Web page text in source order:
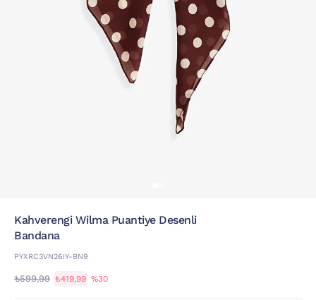
Kahverengi Wilma Puantiye Desenli
Bandana
PYXRC3VN26IY-BN9
₺599,99 ₺419,99 %30